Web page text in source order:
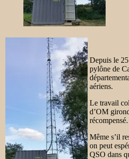
Depuis le
pylône de
aériens.
Le travail
d’OM
récompensé.
Même s’il
on peut
QSO dans